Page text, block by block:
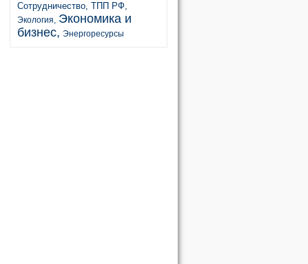
Сотрудничество, ТПП РФ,
Экология, Экономика и
бизнес, Энергоресурсы